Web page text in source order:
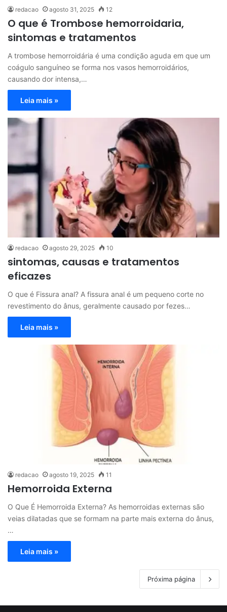
redacao agosto 31, 2025 12
O que é Trombose hemorroidaria,
sintomas e tratamentos
A trombose hemorroidária é uma condição aguda em que um
coágulo sanguíneo se forma nos vasos hemorroidários,
causando dor intensa,…
Leia mais »
redacao agosto 29, 2025 10
sintomas, causas e tratamentos
eficazes
O que é Fissura anal? A fissura anal é um pequeno corte no
revestimento do ânus, geralmente causado por fezes…
Leia mais »
redacao agosto 19, 2025 11
Hemorroida Externa
O Que É Hemorroida Externa? As hemorroidas externas são
veias dilatadas que se formam na parte mais externa do ânus,
…
Leia mais »
Próxima página